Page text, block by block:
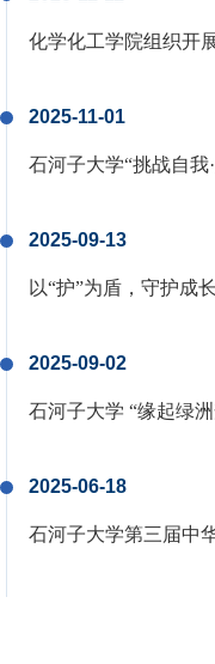
化学化工学院组织开
石河子大学“挑战自我
2025-11-01
以“护”为盾，守护成
2025-09-13
石河子大学 “缘起绿
2025-09-02
石河子大学第三届中
2025-06-18